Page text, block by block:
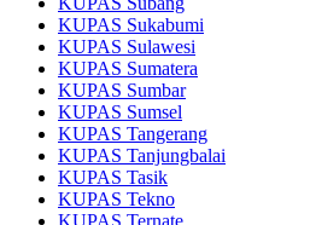
KUPAS Sukabumi
KUPAS Sulawesi
KUPAS Sumatera
KUPAS Sumbar
KUPAS Sumsel
KUPAS Tangerang
KUPAS Tanjungbalai
KUPAS Tasik
KUPAS Tekno